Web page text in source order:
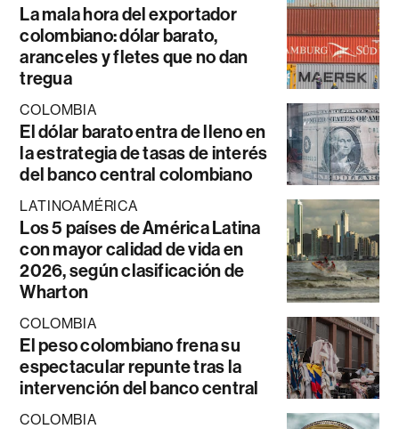
La mala hora del exportador
colombiano: dólar barato,
aranceles y fletes que no dan
tregua
COLOMBIA
El dólar barato entra de lleno en
la estrategia de tasas de interés
del banco central colombiano
LATINOAMÉRICA
Los 5 países de América Latina
con mayor calidad de vida en
2026, según clasificación de
Wharton
COLOMBIA
El peso colombiano frena su
espectacular repunte tras la
intervención del banco central
COLOMBIA